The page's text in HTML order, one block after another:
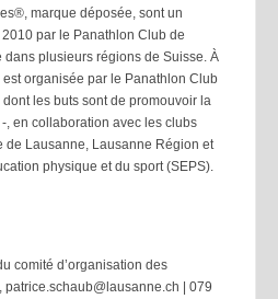
marque déposée, sont un
par le Panathlon Club de
dans plusieurs régions de Suisse. À
organisée par le Panathlon Club
les buts sont de promouvoir la
, en collaboration avec les clubs
de Lausanne, Lausanne Région et
physique et du sport (SEPS).
comité d’organisation des
| 079